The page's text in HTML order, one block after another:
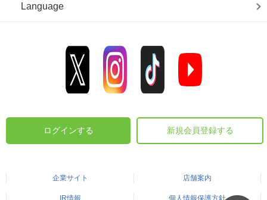
Language
ログインする 新規会員登録する
企業サイト 店舗案内
IR情報 個人情報保護方針